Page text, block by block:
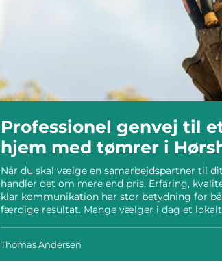
Professionel genvej til
hjem med tømrer i
Når du skal vælge en samarbejdspartner til
handler det om mere end pris. Erfaring,
klar kommunikation har stor betydning for
færdige resultat. Mange vælger i dag et
Thomas Andersen